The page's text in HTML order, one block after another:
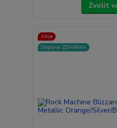
Zvolit
Akce
Doprava ZDARMA